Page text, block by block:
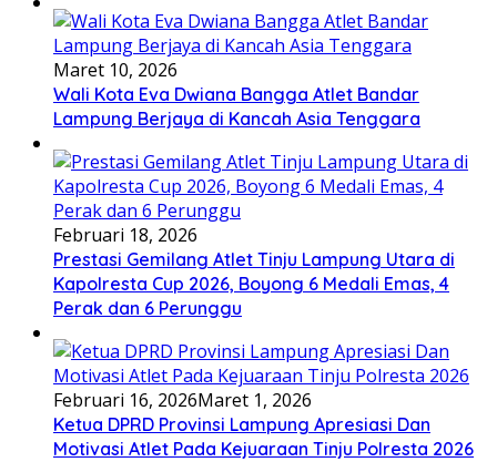
Maret 10, 2026
Wali Kota Eva Dwiana Bangga Atlet Bandar
Lampung Berjaya di Kancah Asia Tenggara
Februari 18, 2026
Prestasi Gemilang Atlet Tinju Lampung Utara di
Kapolresta Cup 2026, Boyong 6 Medali Emas, 4
Perak dan 6 Perunggu
Februari 16, 2026Maret 1, 2026
Ketua DPRD Provinsi Lampung Apresiasi Dan
Motivasi Atlet Pada Kejuaraan Tinju Polresta 2026